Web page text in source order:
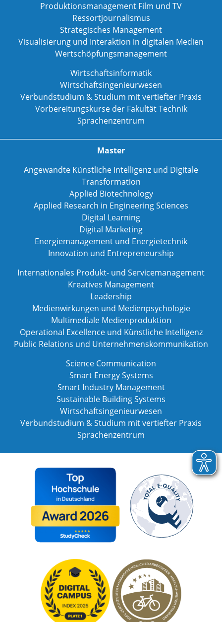
Produktionsmanagement Film und TV
Ressortjournalismus
Strategisches Management
Visualisierung und Interaktion in digitalen Medien
Wertschöpfungsmanagement
Wirtschaftsinformatik
Wirtschaftsingenieurwesen
Verbundstudium & Studium mit vertiefter Praxis
Vorbereitungskurse der Fakultät Technik
Sprachenzentrum
Master
Angewandte Künstliche Intelligenz und Digitale
Transformation
Applied Biotechnology
Applied Research in Engineering Sciences
Digital Learning
Digital Marketing
Energiemanagement und Energietechnik
Innovation und Entrepreneurship
Internationales Produkt- und Servicemanagement
Kreatives Management
Leadership
Medienwirkungen und Medienpsychologie
Multimediale Medienproduktion
Operational Excellence und Künstliche Intelligenz
Public Relations und Unternehmenskommunikation
Science Communication
Smart Energy Systems
Smart Industry Management
Sustainable Building Systems
Wirtschaftsingenieurwesen
Verbundstudium & Studium mit vertiefter Praxis
Sprachenzentrum